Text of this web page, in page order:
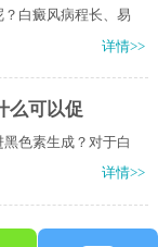
白癜风病程长、易
详情>>
么可以促
色素生成？对于白
详情>>